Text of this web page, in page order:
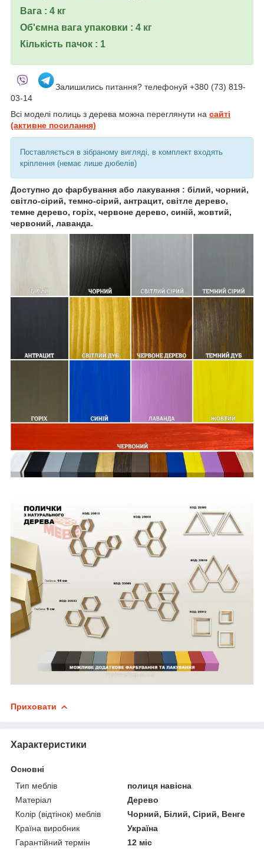
Вага : 4 кг
Об'ємна вага упаковки : 4 кг
Кількість пачок : 1
Залишились питання? телефонуй +380 (73) 819-
03-14
Всі моделі полиць з дерева можна переглянути на сайті
(активне посилання)
Поставляється в зібраному вигляді, в комплект входять
кріплення (немає лише дюбелів)
Доступно до фарбування або лакування : білий, чорний,
світло-сірий, темно-сірий, антрацит, світле дерево,
темне дерево, горіх, червоне дерево, синій, жовтий,
червоний, лаванда.
Приховати
Характеристики
Основні
Тип меблів
полиця навісна
Матеріал
Дерево
Колір (відтінок) меблів
Чорний, Білий, Сірий, Венге
Країна виробник
Україна
Гарантійний термін
12 міс